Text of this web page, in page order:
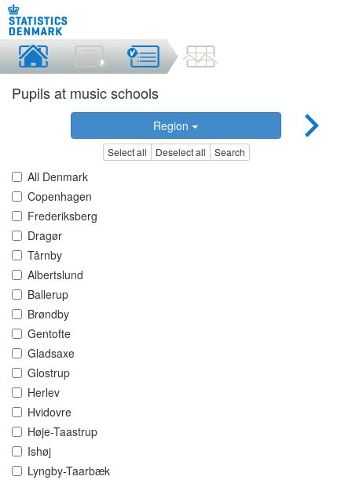
Pupils at music schools
Region
Select all Deselect all Search
All Denmark
Copenhagen
Frederiksberg
Dragør
Tårnby
Albertslund
Ballerup
Brøndby
Gentofte
Gladsaxe
Glostrup
Herlev
Hvidovre
Høje-Taastrup
Ishøj
Lyngby-Taarbæk